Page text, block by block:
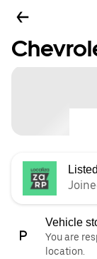
Vehicle
You are
location.